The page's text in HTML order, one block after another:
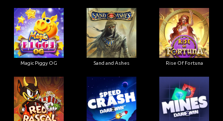
Magic Piggy OG Sand and Ashes Rise Of Fortuna